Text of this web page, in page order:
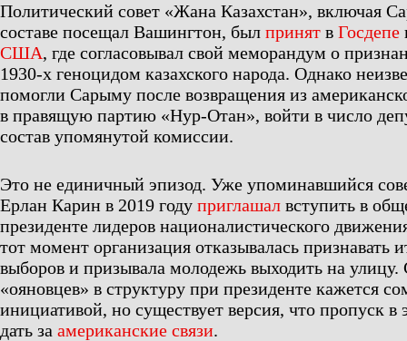
Политический совет «Жана Казахстан», включая
составе посещал Вашингтон, был принят в Госдепе
США, где согласовывал свой меморандум о
1930-х геноцидом казахского народа. Однако
помогли Сарыму после возвращения из
в правящую партию «Нур-Отан», войти в число
состав упомянутой комиссии.
Это не единичный эпизод. Уже упоминавшийся
Ерлан Карин в 2019 году приглашал вступить в
президенте лидеров националистического
тот момент организация отказывалась признавать
выборов и призывала молодежь выходить на
«ояновцев» в структуру при президенте кажется
инициативой, но существует версия, что пропуск
дать за американские связи.